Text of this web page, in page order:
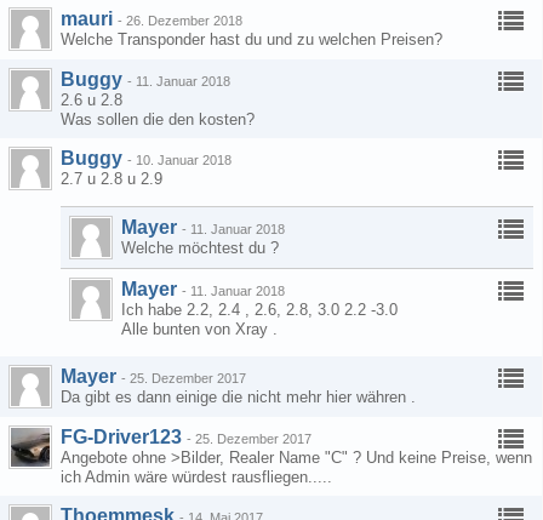
mauri - 26. Dezember 2018
Welche Transponder hast du und zu welchen Preisen?
Buggy - 11. Januar 2018
2.6 u 2.8
Was sollen die den kosten?
Buggy - 10. Januar 2018
2.7 u 2.8 u 2.9
Mayer - 11. Januar 2018
Welche möchtest du ?
Mayer - 11. Januar 2018
Ich habe 2.2, 2.4 , 2.6, 2.8, 3.0 2.2 -3.0
Alle bunten von Xray .
Mayer - 25. Dezember 2017
Da gibt es dann einige die nicht mehr hier währen .
FG-Driver123 - 25. Dezember 2017
Angebote ohne >Bilder, Realer Name "C" ? Und keine Preise, wenn
ich Admin wäre würdest rausfliegen.....
Thoemmesk